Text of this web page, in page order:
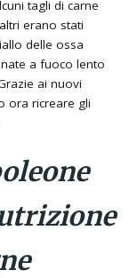
tagli di carne
erano stati
delle ossa
a fuoco lento
ai nuovi
ora ricreare gli